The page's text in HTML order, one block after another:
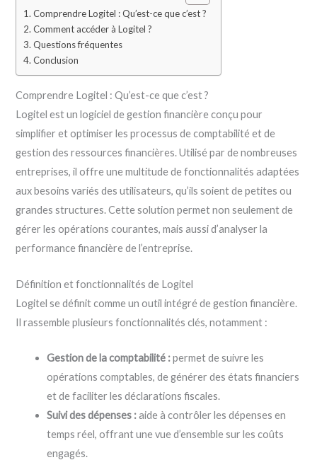
Comprendre Logitel : Qu’est-ce que c’est ?
Comment accéder à Logitel ?
Questions fréquentes
Conclusion
Comprendre Logitel : Qu’est-ce que c’est ?
Logitel est un logiciel de gestion financière conçu pour
simplifier et optimiser les processus de comptabilité et de
gestion des ressources financières. Utilisé par de nombreuses
entreprises, il offre une multitude de fonctionnalités adaptées
aux besoins variés des utilisateurs, qu’ils soient de petites ou
grandes structures. Cette solution permet non seulement de
gérer les opérations courantes, mais aussi d’analyser la
performance financière de l’entreprise.
Définition et fonctionnalités de Logitel
Logitel se définit comme un outil intégré de gestion financière.
Il rassemble plusieurs fonctionnalités clés, notamment :
Gestion de la comptabilité :permet de suivre les
opérations comptables, de générer des états financiers
et de faciliter les déclarations fiscales.
Suivi des dépenses :aide à contrôler les dépenses en
temps réel, offrant une vue d’ensemble sur les coûts
engagés.